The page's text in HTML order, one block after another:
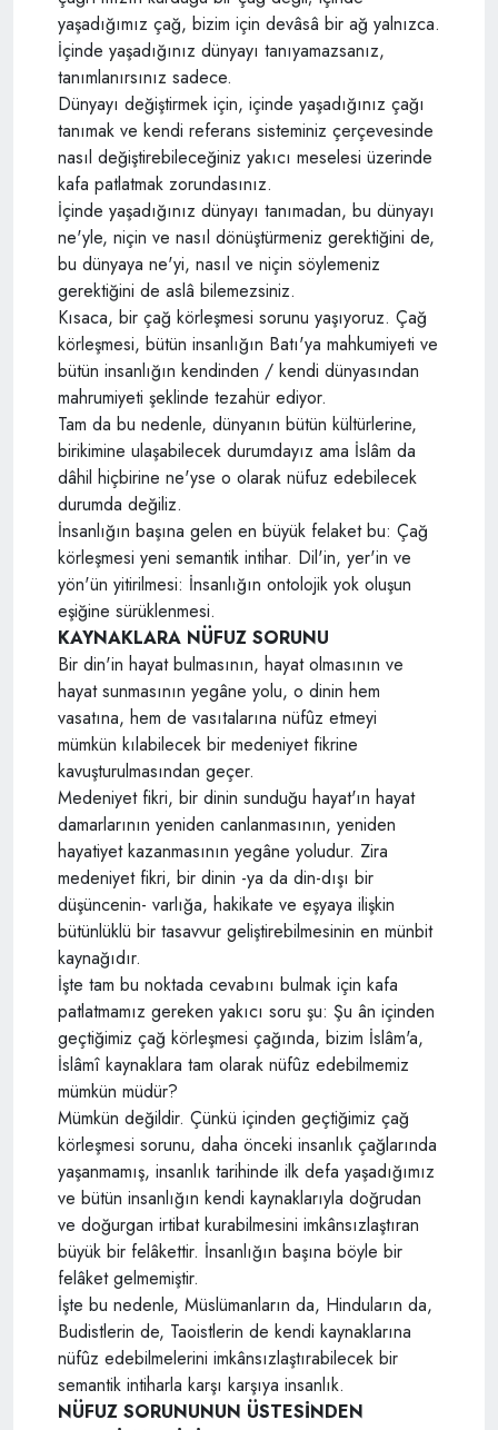
yaşadığımız çağ, bizim için devâsâ bir ağ yalnızca.
İçinde yaşadığınız dünyayı tanıyamazsanız,
tanımlanırsınız sadece.
Dünyayı değiştirmek için, içinde yaşadığınız çağı
tanımak ve kendi referans sisteminiz çerçevesinde
nasıl değiştirebileceğiniz yakıcı meselesi üzerinde
kafa patlatmak zorundasınız.
İçinde yaşadığınız dünyayı tanımadan, bu dünyayı
ne'yle, niçin ve nasıl dönüştürmeniz gerektiğini de,
bu dünyaya ne'yi, nasıl ve niçin söylemeniz
gerektiğini de aslâ bilemezsiniz.
Kısaca, bir çağ körleşmesi sorunu yaşıyoruz. Çağ
körleşmesi, bütün insanlığın Batı'ya mahkumiyeti ve
bütün insanlığın kendinden / kendi dünyasından
mahrumiyeti şeklinde tezahür ediyor.
Tam da bu nedenle, dünyanın bütün kültürlerine,
birikimine ulaşabilecek durumdayız ama İslâm da
dâhil hiçbirine ne'yse o olarak nüfuz edebilecek
durumda değiliz.
İnsanlığın başına gelen en büyük felaket bu: Çağ
körleşmesi yeni semantik intihar. Dil'in, yer'in ve
yön'ün yitirilmesi: İnsanlığın ontolojik yok oluşun
eşiğine sürüklenmesi.
KAYNAKLARA NÜFUZ SORUNU
Bir din'in hayat bulmasının, hayat olmasının ve
hayat sunmasının yegâne yolu, o dinin hem
vasatına, hem de vasıtalarına nüfûz etmeyi
mümkün kılabilecek bir medeniyet fikrine
kavuşturulmasından geçer.
Medeniyet fikri, bir dinin sunduğu hayat'ın hayat
damarlarının yeniden canlanmasının, yeniden
hayatiyet kazanmasının yegâne yoludur. Zira
medeniyet fikri, bir dinin -ya da din-dışı bir
düşüncenin- varlığa, hakikate ve eşyaya ilişkin
bütünlüklü bir tasavvur geliştirebilmesinin en münbit
kaynağıdır.
İşte tam bu noktada cevabını bulmak için kafa
patlatmamız gereken yakıcı soru şu: Şu ân içinden
geçtiğimiz çağ körleşmesi çağında, bizim İslâm'a,
İslâmî kaynaklara tam olarak nüfûz edebilmemiz
mümkün müdür?
Mümkün değildir. Çünkü içinden geçtiğimiz çağ
körleşmesi sorunu, daha önceki insanlık çağlarında
yaşanmamış, insanlık tarihinde ilk defa yaşadığımız
ve bütün insanlığın kendi kaynaklarıyla doğrudan
ve doğurgan irtibat kurabilmesini imkânsızlaştıran
büyük bir felâkettir. İnsanlığın başına böyle bir
felâket gelmemiştir.
İşte bu nedenle, Müslümanların da, Hinduların da,
Budistlerin de, Taoistlerin de kendi kaynaklarına
nüfûz edebilmelerini imkânsızlaştırabilecek bir
semantik intiharla karşı karşıya insanlık.
NÜFUZ SORUNUNUN ÜSTESİNDEN